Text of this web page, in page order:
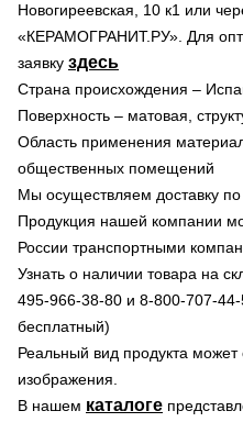
Новогиреевская, 10 к1 или
«КЕРАМОГРАНИТ.РУ». Для
заявку здесь
Страна происхождения –
Поверхность – матовая,
Область применения
общественных помещений
Мы осуществляем доставку
Продукция нашей компании
России транспортными
Узнать о наличии товара на
495-966-38-80 и 8-800-707-44-
бесплатный)
Реальный вид продукта может
изображения.
В нашем каталоге